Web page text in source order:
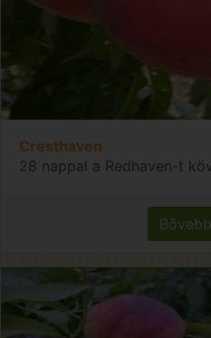
Cresthaven
28 nappal a Redhaven-t